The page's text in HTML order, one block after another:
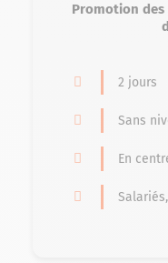
Promotion
2 jours
Sans
En